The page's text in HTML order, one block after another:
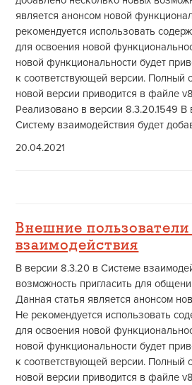
является анонсом новой
рекомендуется использовать
для освоения новой
новой функциональности будет
к соответствующей версии. Полный
новой версии приводится в файле
Реализовано в версии 8.3.20.1549 В
Систему взаимодействия будет
20.04.2021
Внешние
взаимодействия
В версии 8.3.20 в Системе
возможность пригласить для
Данная статья является анонсом
Не рекомендуется использовать
для освоения новой
новой функциональности будет
к соответствующей версии. Полный
новой версии приводится в файле